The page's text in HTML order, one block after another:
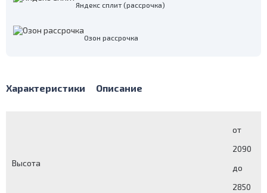
Яндекс сплит (рассрочка)
Озон рассрочка
Характеристики Описание
Высота
от
2090
до
2850